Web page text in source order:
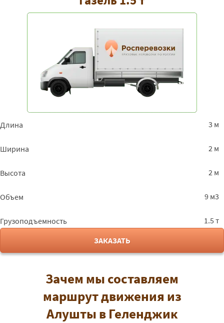
Длина 3 м
Ширина 2 м
Высота 2 м
Объем 9 м3
Грузоподъемность
1.5 т
ЗАКАЗАТЬ
Зачем мы составляем
маршрут движения из
Алушты в Геленджик